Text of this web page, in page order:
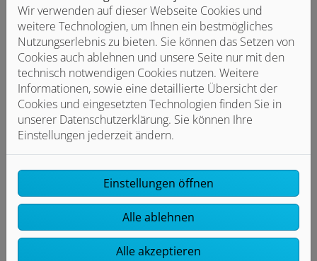
Externe Tools wie Planer, Konfiguratoren oder
Assistenten
Feedback und Kontakt: Wenn Ihnen Barrieren auffallen
oder Sie Probleme bei der Nutzung unserer Website
haben, freuen wir uns über Ihre Rückmeldung:
nicolo.clemente.shk@t-online.de
Schlichtungsverfahren: Sollten Sie innerhalb eines
angemessenen Zeitraums keine zufriedenstellende
Antwort erhalten, können Sie sich an die
Schlichtungsstelle gemäß § 16 BGG wenden:
Schlichtungsstelle BGG, c/o Deutscher Behindertenrat,
Telefon: 030 18 527-2805, E-
Mail: info@schlichtungsstelle-bgg.de,
www.schlichtungsstelle-bgg.de
Wir verwenden auf dieser Webseite Cookies und
weitere Technologien, um Ihnen ein bestmögliches
Nutzungserlebnis zu bieten. Sie können das Setzen von
Cookies auch ablehnen und unsere Seite nur mit den
technisch notwendigen Cookies nutzen. Weitere
Informationen, sowie eine detaillierte Übersicht der
Cookies und eingesetzten Technologien finden Sie in
unserer Datenschutzerklärung. Sie können Ihre
Einstellungen jederzeit ändern.
Einstellungen öffnen
Alle ablehnen
Alle akzeptieren